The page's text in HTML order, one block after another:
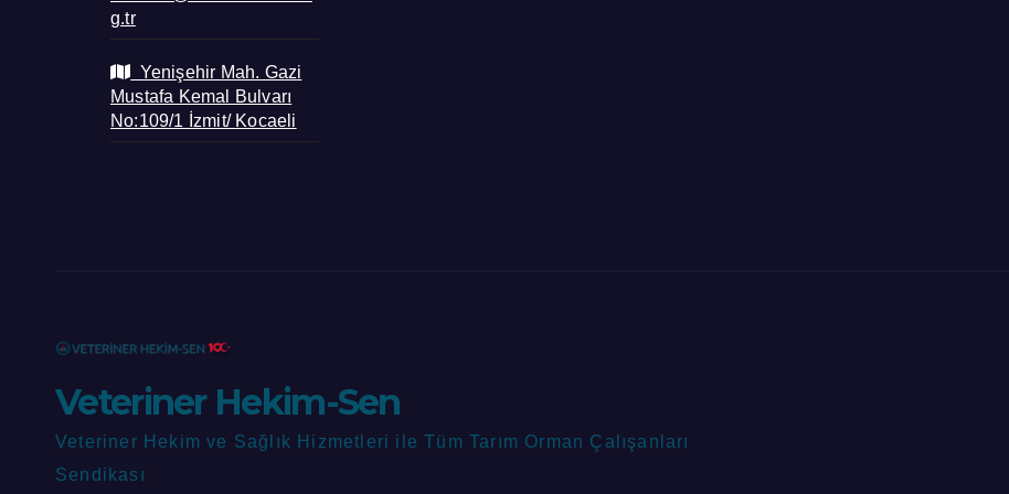
g.tr
Yenişehir Mah. Gazi
Mustafa Kemal Bulvarı
No:109/1 İzmit/ Kocaeli
Veteriner Hekim-Sen
Veteriner Hekim ve Sağlık Hizmetleri ile Tüm Tarım Orman Çalışanları
Sendikası